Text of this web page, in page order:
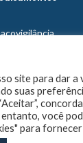
os direitos
by
site para dar a
suas
você
para